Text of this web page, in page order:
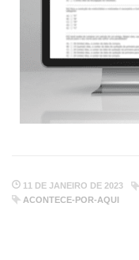
11 DE JANEIRO DE 2023
ACONTECE-POR-AQUI